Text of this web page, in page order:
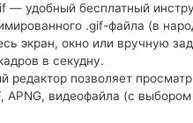
— удобный бесплатный
.gif-файла (в
экран, окно или вручную
в секудну.
редактор позволяет
APNG, видеофайла (с